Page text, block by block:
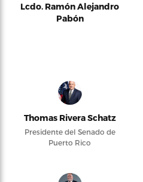
Lcdo. Ramón Alejandro
Pabón
Thomas Rivera Schatz
Presidente del Senado de
Puerto Rico